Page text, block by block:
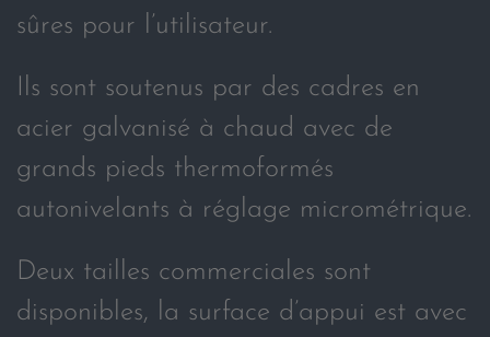
sûres pour l’utilisateur.
Ils sont soutenus par des cadres en
acier galvanisé à chaud avec de
grands pieds thermoformés
autonivelants à réglage micrométrique.
Deux tailles commerciales sont
disponibles, la surface d’appui est avec